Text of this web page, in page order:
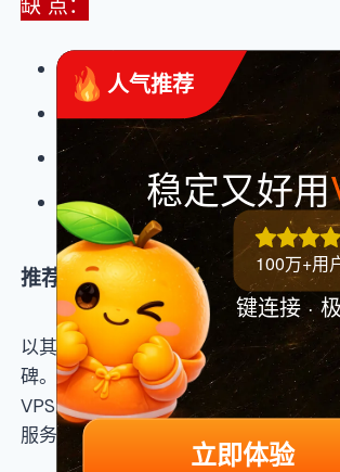
缺 点：
敏感时期IP容易被封
免费更换IP次数有限
只提供7天退款保证
不提供免费每日备份
推荐理由
OneVPS对于中国用户来说比
以其优质的主机服务和售后支持赢得了
碑。它是为数不多的提供5×24小时即
VPS厂商，而且经过我们的测试，
服务响应都十分及时。
人气推荐
稳定又好用
100万+用
键连接 ·
立即体验